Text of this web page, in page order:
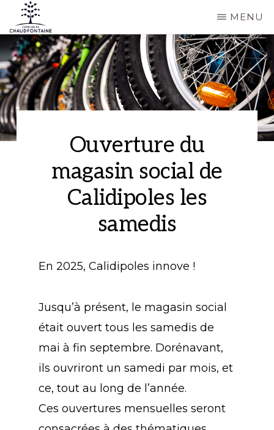
Passer
au
contenu
principal
COMMUNE
DE
CHAUDFONTAINE
Site
officiel
de
la
commune
de
Chaudfontaine
MENU
Ouverture du
magasin social de
Calidipoles les
samedis
En 2025, Calidipoles innove !
Jusqu’à présent, le magasin social
était ouvert tous les samedis de
mai à fin septembre. Dorénavant,
ils ouvriront un samedi par mois, et
ce, tout au long de l’année.
Ces ouvertures mensuelles seront